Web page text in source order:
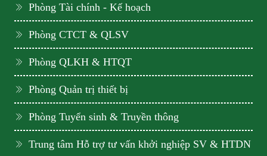
Phòng Tài chính - Kế hoạch
Phòng CTCT & QLSV
Phòng QLKH & HTQT
Phòng Quản trị thiết bị
Phòng Tuyển sinh & Truyền thông
Trung tâm Hỗ trợ tư vấn khởi nghiệp SV & HTDN